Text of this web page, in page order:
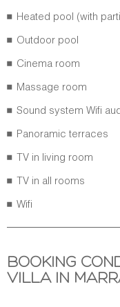
Heated pool (with
Outdoor pool
Cinema room
Massage room
Sound system Wifi
Panoramic terraces
TV in living room
TV in all rooms
Wifi
BOOKING
VILLA IN